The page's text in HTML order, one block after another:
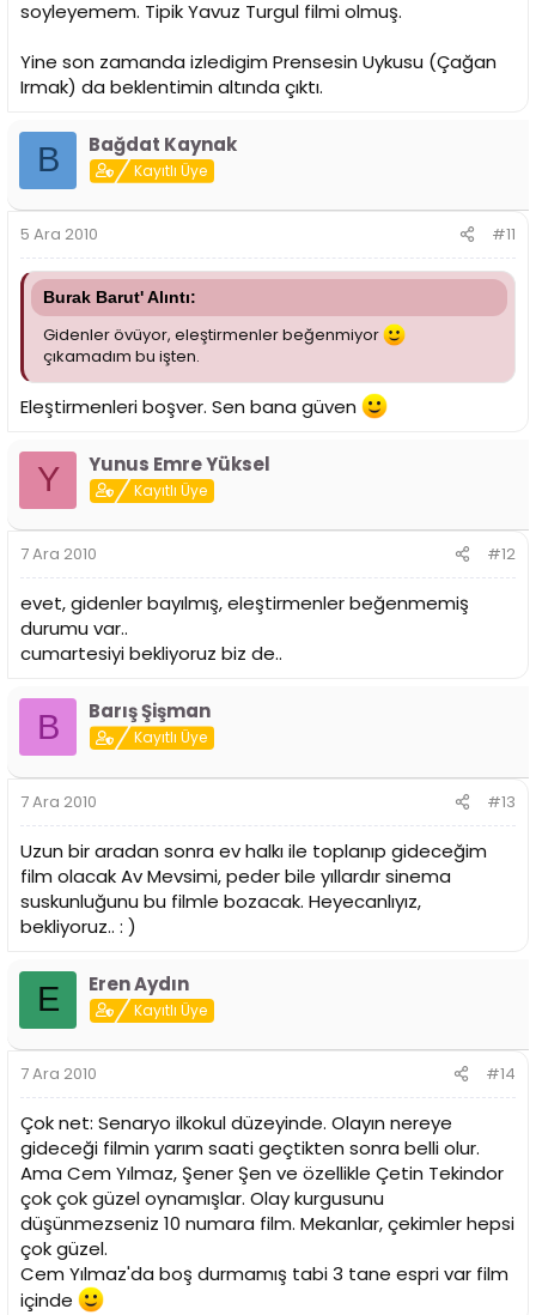
soyleyemem. Tipik Yavuz Turgul filmi olmuş.
Yine son zamanda izledigim Prensesin Uykusu (Çağan
Irmak) da beklentimin altında çıktı.
B Bağdat Kaynak
Kayıtlı Üye
5 Ara 2010 #11
Burak Barut' Alıntı:
Gidenler övüyor, eleştirmenler beğenmiyor
çıkamadım bu işten.
Eleştirmenleri boşver. Sen bana güven
Y Yunus Emre Yüksel
Kayıtlı Üye
7 Ara 2010 #12
evet, gidenler bayılmış, eleştirmenler beğenmemiş
durumu var..
cumartesiyi bekliyoruz biz de..
B Barış Şişman
Kayıtlı Üye
7 Ara 2010 #13
Uzun bir aradan sonra ev halkı ile toplanıp gideceğim
film olacak Av Mevsimi, peder bile yıllardır sinema
suskunluğunu bu filmle bozacak. Heyecanlıyız,
bekliyoruz.. : )
E Eren Aydın
Kayıtlı Üye
7 Ara 2010 #14
Çok net: Senaryo ilkokul düzeyinde. Olayın nereye
gideceği filmin yarım saati geçtikten sonra belli olur.
Ama Cem Yılmaz, Şener Şen ve özellikle Çetin Tekindor
çok çok güzel oynamışlar. Olay kurgusunu
düşünmezseniz 10 numara film. Mekanlar, çekimler hepsi
çok güzel.
Cem Yılmaz'da boş durmamış tabi 3 tane espri var film
içinde